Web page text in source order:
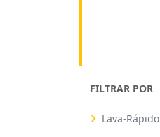
FILTRAR POR
Lava-Rápido